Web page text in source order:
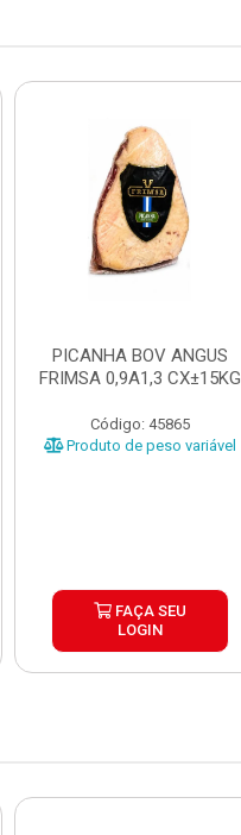
PICANHA BOV ANGUS
FRIMSA 0,9A1,3 CX±15KG
Código: 45865
Produto de peso variável
FAÇA SEU
LOGIN